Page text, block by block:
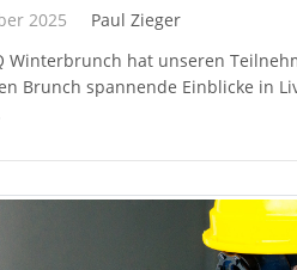
2025
Paul Zieger
Winterbrunch hat unseren
Brunch spannende Einblicke in